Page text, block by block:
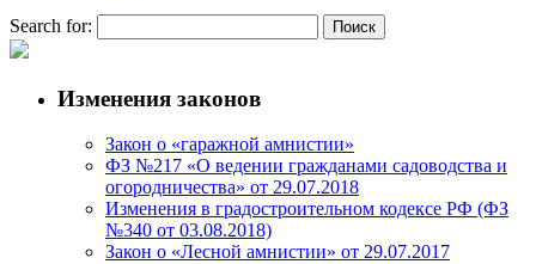
Search for:
Изменения законов
Закон о «гаражной амнистии»
ФЗ №217 «О ведении гражданами садоводства и
огородничества» от 29.07.2018
Изменения в градостроительном кодексе РФ (ФЗ
№340 от 03.08.2018)
Закон о «Лесной амнистии» от 29.07.2017